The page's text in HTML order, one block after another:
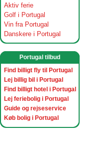
Aktiv ferie
Golf i Portugal
Vin fra Portugal
Danskere i Portugal
Portugal tilbud
Find billigt fly til Portugal
Lej billig bil i Portugal
Find billigt hotel i Portugal
Lej feriebolig i Portugal
Guide og rejseservice
Køb bolig i Portugal